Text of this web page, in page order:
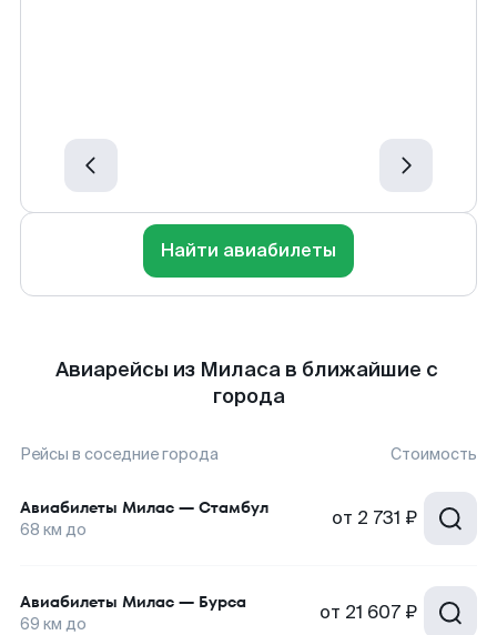
Найти авиабилеты
Авиарейсы из Миласа в ближайшие с
города
Рейсы в соседние города Стоимость
Авиабилеты Милас — Стамбул
68 км до от 2 731 ₽
Авиабилеты Милас — Бурса
69 км до от 21 607 ₽